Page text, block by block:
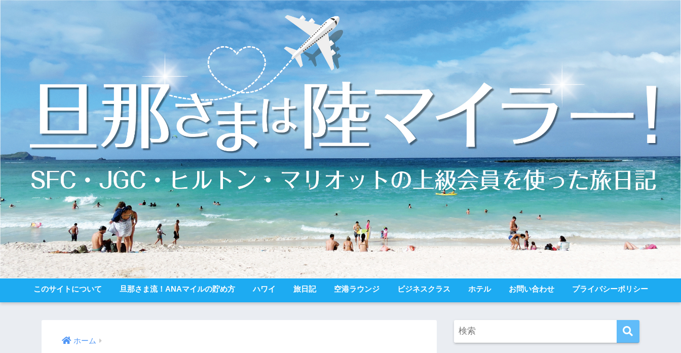
このサイトについて 旦那さま流！ANAマイルの貯め方 ハワイ 旅日記 空港ラウンジ ビジネスクラス ホテル お問い合わせ プライバシーポリシー
ホーム